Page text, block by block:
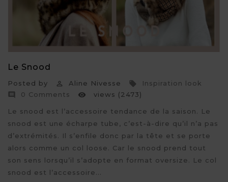
Le Snood
Posted by  Aline Nivesse 
Inspiration look

0 Comments  views (2473)
Le snood est l’accessoire tendance de la saison. Le
snood est une écharpe tube, c’est-à-dire qu’il n’a pas
d’extrémités. Il s’enfile donc par la tête et se porte
alors comme un col loose. Car le snood prend tout
son sens lorsqu’il s’adopte en format oversize. Le col
snood est l’accessoire...